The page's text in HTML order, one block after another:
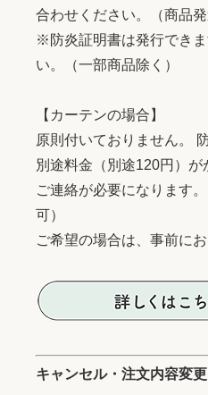
合わせください。（商品発
※防炎証明書は発行でき
い。（一部商品除く）
【カーテンの場合】
原則付いておりません。
別途料金（別途120円）
ご連絡が必要になります
可）
ご希望の場合は、事前に
キャンセル・注文内容変